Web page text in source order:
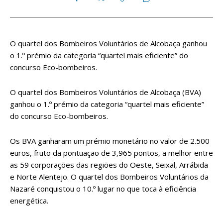
O quartel dos Bombeiros Voluntários de Alcobaça ganhou
o 1.º prémio da categoria “quartel mais eficiente” do
concurso Eco-bombeiros.
O quartel dos Bombeiros Voluntários de Alcobaça (BVA)
ganhou o 1.º prémio da categoria “quartel mais eficiente”
do concurso Eco-bombeiros.
Os BVA ganharam um prémio monetário no valor de 2.500
euros, fruto da pontuação de 3,965 pontos, a melhor entre
as 59 corporações das regiões do Oeste, Seixal, Arrábida
e Norte Alentejo. O quartel dos Bombeiros Voluntários da
Nazaré conquistou o 10.º lugar no que toca à eficiência
energética.